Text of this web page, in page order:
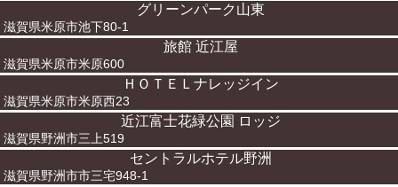
グリーンパーク山東
滋賀県米原市池下80-1
旅館 近江屋
滋賀県米原市米原600
ＨＯＴＥＬナレッジイン
滋賀県米原市米原西23
近江富士花緑公園 ロッジ
滋賀県野洲市三上519
セントラルホテル野洲
滋賀県野洲市市三宅948-1